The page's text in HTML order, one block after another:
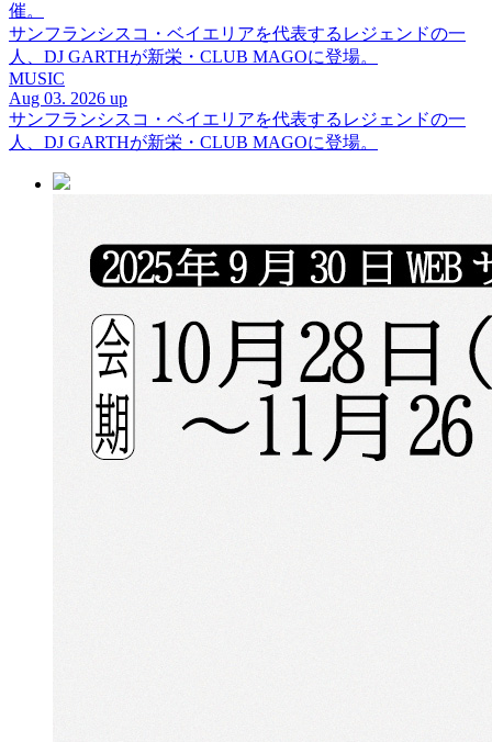
催。
サンフランシスコ・ベイエリアを代表するレジェンドの一
人、DJ GARTHが新栄・CLUB MAGOに登場。
MUSIC
Aug 03. 2026 up
サンフランシスコ・ベイエリアを代表するレジェンドの一
人、DJ GARTHが新栄・CLUB MAGOに登場。